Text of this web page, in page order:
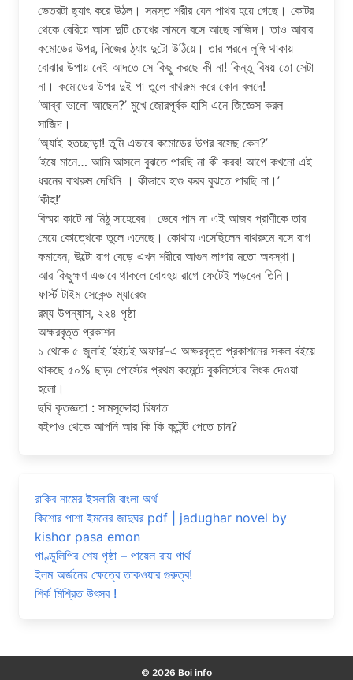
ভেতরটা ছ্যাৎ করে উঠল। সমস্ত শরীর যেন পাথর হয়ে গেছে। কোটর
থেকে বেরিয়ে আসা দুটি চোখের সামনে বসে আছে সাজিদ। তাও আবার
কমোডের উপর, নিজের ঠ্যাং দুটো উঠিয়ে। তার পরনে লুঙ্গি থাকায়
বোঝার উপায় নেই আদতে সে কিছু করছে কী না! কিন্তু বিষয় তো সেটা
না। কমোডের উপর দুই পা তুলে বাথরুম করে কোন বলদে!
‘আব্বা ভালো আছেন?’ মুখে জোরপূর্বক হাসি এনে জিজ্ঞেস করল
সাজিদ।
‘অ্যাই হতচ্ছাড়া! তুমি এভাবে কমোডের উপর বসেছ কেন?’
‘ইয়ে মানে… আমি আসলে বুঝতে পারছি না কী করব! আগে কখনো এই
ধরনের বাথরুম দেখিনি । কীভাবে হাগু করব বুঝতে পারছি না।’
‘কীহ!’
বিস্ময় কাটে না মিঠু সাহেবের। ভেবে পান না এই আজব প্রাণীকে তার
মেয়ে কোত্থেকে তুলে এনেছে। কোথায় এসেছিলেন বাথরুমে বসে রাগ
কমাবেন, উল্টো রাগ বেড়ে এখন শরীরে আগুন লাগার মতো অবস্থা।
আর কিছুক্ষণ এভাবে থাকলে বোধহয় রাগে ফেটেই পড়বেন তিনি।
ফার্স্ট টাইম সেকেন্ড ম্যারেজ
রম্য উপন্যাস, ২২৪ পৃষ্ঠা
অক্ষরবৃত্ত প্রকাশন
১ থেকে ৫ জুলাই ‘হইচই অফার’-এ অক্ষরবৃত্ত প্রকাশনের সকল বইয়ে
থাকছে ৫০% ছাড়৷ পোস্টের প্রথম কমেন্টে বুকলিস্টের লিংক দেওয়া
হলো।
ছবি কৃতজ্ঞতা : সামসুদ্দোহা রিফাত
বইপাও থেকে আপনি আর কি কি কন্টেন্ট পেতে চান?
রাকিব নামের ইসলামি বাংলা অর্থ
কিশোর পাশা ইমনের জাদুঘর pdf | jadughar novel by
kishor pasa emon
পাণ্ডুলিপির শেষ পৃষ্ঠা – পায়েল রায় পার্থ
ইলম অর্জনের ক্ষেত্রে তাকওয়ার গুরুত্ব!
শির্ক মিশ্রিত উৎসব !
© 2026 Boi info